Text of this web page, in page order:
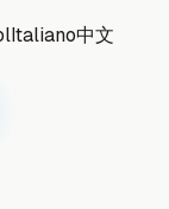
Italiano中文